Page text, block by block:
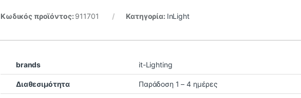
Κωδικός προϊόντος: 911701 Κατηγορία: InLight
brands it-Lighting
Διαθεσιμότητα Παράδοση 1 – 4 ημέρες